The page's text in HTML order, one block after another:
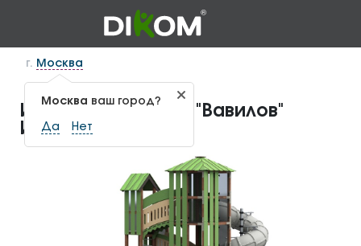
г. Москва
Москва ваш город?
Да Нет
Игровой комплекс "Вавилов"
ИКС-1.156